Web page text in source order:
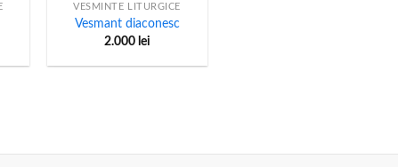
VESMINTE LITURGICE
Vesmant diaconesc
2.000 lei